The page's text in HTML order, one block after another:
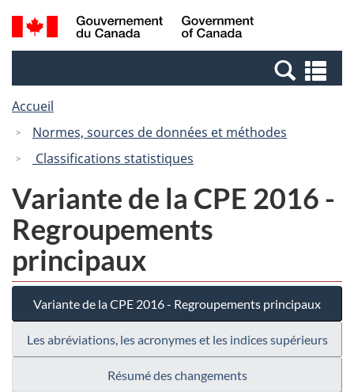
Passer
au
Passer
à
Canada
Recherche
et
et
Accueil
Normes, sources de données et méthodes
Classifications statistiques
Variante de la CPE 2016 -
Regroupements
principaux
Variante de la CPE 2016 - Regroupements principaux
Les abréviations, les acronymes et les indices supérieurs
Résumé des changements